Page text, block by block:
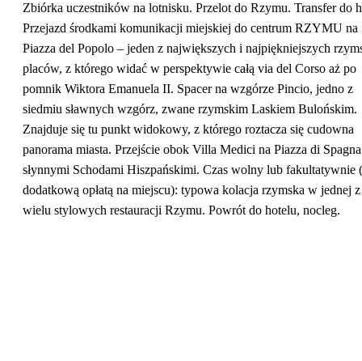
Zbiórka uczestników na lotnisku. Przelot do Rzymu. Transfer do
Przejazd środkami komunikacji miejskiej do centrum RZYMU na
Piazza del Popolo – jeden z największych i najpiękniejszych
placów, z którego widać w perspektywie całą via del Corso aż po
pomnik Wiktora Emanuela II. Spacer na wzgórze Pincio, jedno z
siedmiu sławnych wzgórz, zwane rzymskim Laskiem Bulońskim.
Znajduje się tu punkt widokowy, z którego roztacza się cudowna
panorama miasta. Przejście obok Villa Medici na Piazza di
słynnymi Schodami Hiszpańskimi. Czas wolny lub fakultatywnie
dodatkową opłatą na miejscu): typowa kolacja rzymska w jednej z
wielu stylowych restauracji Rzymu. Powrót do hotelu, nocleg.